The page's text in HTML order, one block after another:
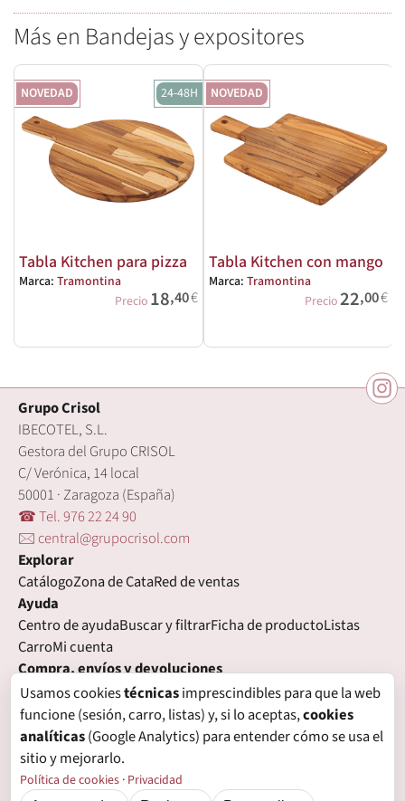
Más en Bandejas y expositores
NOVEDAD 24-48H
Tabla Kitchen para pizza
Marca: Tramontina
Precio 18,40€
NOVEDAD
Tabla Kitchen con mango
Marca: Tramontina
Precio22,00€
Grupo Crisol
IBECOTEL, S.L.
Gestora del Grupo CRISOL
C/ Verónica, 14 local
50001 · Zaragoza (España)
☎ Tel. 976 22 24 90
🖂 central@grupocrisol.com
Explorar
CatálogoZona de CataRed de ventas
Ayuda
Centro de ayudaBuscar y filtrarFicha de productoListas
CarroMi cuenta
Compra, envíos y devoluciones
Condiciones de compraFormas de pagoGastos de envío
Plazos de entregaDevolucionesGarantía
Legal
Aviso legalPrivacidad
Política de cookiesPreferencias de cookies
Usamos cookiestécnicasimprescindibles para que la web
funcione (sesión, carro, listas) y, si lo aceptas,cookies
analíticas(Google Analytics) para entender cómo se usa el
sitio y mejorarlo.
Política de cookies · Privacidad